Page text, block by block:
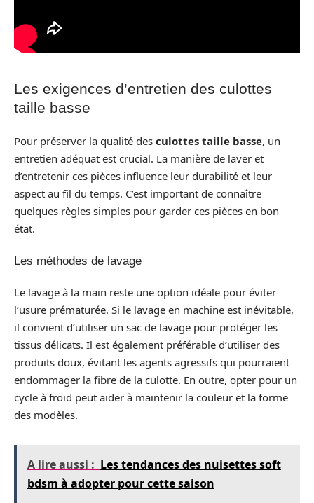
Les exigences d’entretien des culottes
taille basse
Pour préserver la qualité des culottes taille basse, un
entretien adéquat est crucial. La manière de laver et
d’entretenir ces pièces influence leur durabilité et leur
aspect au fil du temps. C’est important de connaître
quelques règles simples pour garder ces pièces en bon
état.
Les méthodes de lavage
Le lavage à la main reste une option idéale pour éviter
l’usure prématurée. Si le lavage en machine est inévitable,
il convient d’utiliser un sac de lavage pour protéger les
tissus délicats. Il est également préférable d’utiliser des
produits doux, évitant les agents agressifs qui pourraient
endommager la fibre de la culotte. En outre, opter pour un
cycle à froid peut aider à maintenir la couleur et la forme
des modèles.
A lire aussi : Les tendances des nuisettes soft
bdsm à adopter pour cette saison